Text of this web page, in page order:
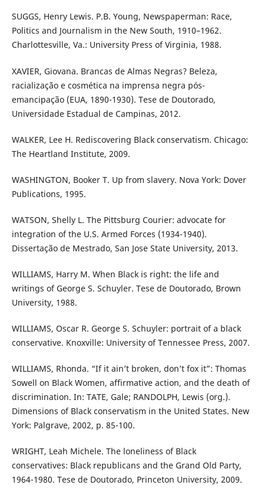
SUGGS, Henry Lewis. P.B. Young, Newspaperman: Race,
Politics and Journalism in the New South, 1910–1962.
Charlottesville, Va.: University Press of Virginia, 1988.
XAVIER, Giovana. Brancas de Almas Negras? Beleza,
racialização e cosmética na imprensa negra pós-
emancipação (EUA, 1890-1930). Tese de Doutorado,
Universidade Estadual de Campinas, 2012.
WALKER, Lee H. Rediscovering Black conservatism. Chicago:
The Heartland Institute, 2009.
WASHINGTON, Booker T. Up from slavery. Nova York: Dover
Publications, 1995.
WATSON, Shelly L. The Pittsburg Courier: advocate for
integration of the U.S. Armed Forces (1934-1940).
Dissertação de Mestrado, San Jose State University, 2013.
WILLIAMS, Harry M. When Black is right: the life and
writings of George S. Schuyler. Tese de Doutorado, Brown
University, 1988.
WILLIAMS, Oscar R. George S. Schuyler: portrait of a black
conservative. Knoxville: University of Tennessee Press, 2007.
WILLIAMS, Rhonda. “If it ain’t broken, don’t fox it”: Thomas
Sowell on Black Women, affirmative action, and the death of
discrimination. In: TATE, Gale; RANDOLPH, Lewis (org.).
Dimensions of Black conservatism in the United States. New
York: Palgrave, 2002, p. 85-100.
WRIGHT, Leah Michele. The loneliness of Black
conservatives: Black republicans and the Grand Old Party,
1964-1980. Tese de Doutorado, Princeton University, 2009.